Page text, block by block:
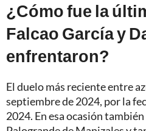
¿Cómo fue la
Falcao García y
enfrentaron?
El duelo más reciente entre
septiembre de 2024, por la
2024. En esa ocasión